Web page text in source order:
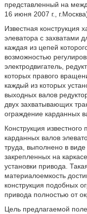
представленный на
16 июня 2007 г.,
Известная конструкция
элеватора с захватами
каждая из цепей
возможностью
электродвигатель,
которых правого
каждый из которых
выходных валов
двух захватывающих
ограждение карданных
Конструкция
карданных валов
труда, выполнено в
закрепленных на
установки привода.
материалоемкость
конструкция подобных
привода полностью от
Цель предлагаемой